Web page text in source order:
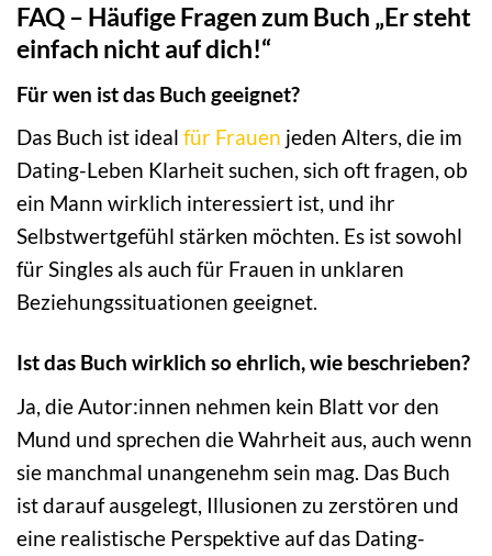
FAQ – Häufige Fragen zum Buch „Er steht
einfach nicht auf dich!“
Für wen ist das Buch geeignet?
Das Buch ist ideal für Frauen jeden Alters, die im
Dating-Leben Klarheit suchen, sich oft fragen, ob
ein Mann wirklich interessiert ist, und ihr
Selbstwertgefühl stärken möchten. Es ist sowohl
für Singles als auch für Frauen in unklaren
Beziehungssituationen geeignet.
Ist das Buch wirklich so ehrlich, wie beschrieben?
Ja, die Autor:innen nehmen kein Blatt vor den
Mund und sprechen die Wahrheit aus, auch wenn
sie manchmal unangenehm sein mag. Das Buch
ist darauf ausgelegt, Illusionen zu zerstören und
eine realistische Perspektive auf das Dating-